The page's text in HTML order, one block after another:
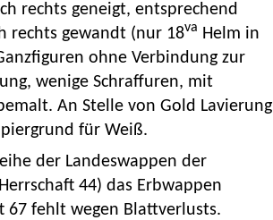
rechts geneigt, entsprechend
rechts gewandt (nur 18va Helm in
ohne Verbindung zur
wenige Schraffuren, mit
An Stelle von Gold Lavierung
für Weiß.
der Landeswappen der
44) das Erbwappen
67 fehlt wegen Blattverlusts.